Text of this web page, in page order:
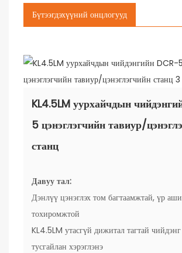
Бүтээгдэхүүний онцлогууд
KL4.5LM уурхайчдын
5 цэнэглэгчийн тавиур/
станц
Давуу тал:
Дэнлүү цэнэглэх том багтаамжтай, үр
тохиромжтой
KL4.5LM утасгүй дижитал тагтай чийдэнг
тусгайлан хэрэглэнэ